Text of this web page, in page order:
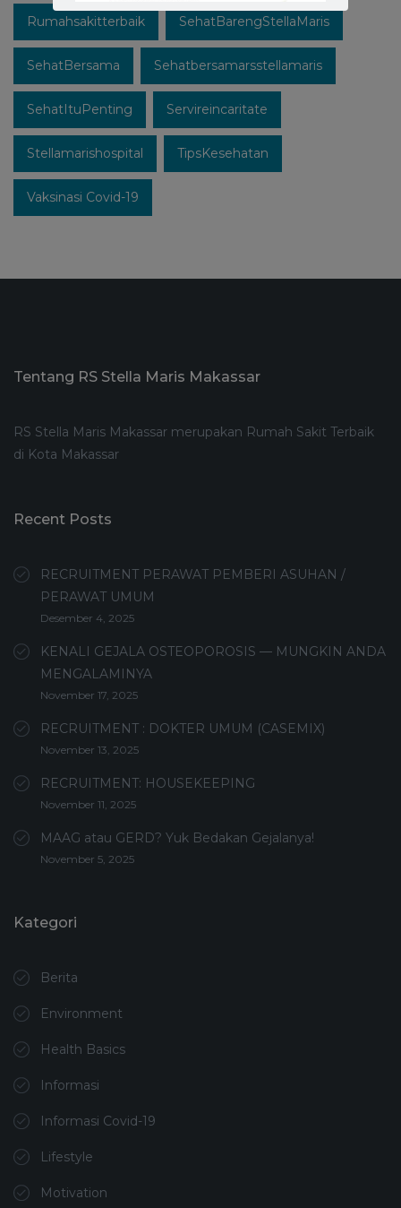
Rumahsakitterbaik SehatBarengStellaMaris
SehatBersama Sehatbersamarsstellamaris
SehatItuPenting Servireincaritate
Stellamarishospital TipsKesehatan
Vaksinasi Covid-19
Tentang RS Stella Maris Makassar
RS Stella Maris Makassar merupakan Rumah Sakit Terbaik
di Kota Makassar
Recent Posts
RECRUITMENT PERAWAT PEMBERI ASUHAN /
PERAWAT UMUM
Desember 4, 2025
KENALI GEJALA OSTEOPOROSIS — MUNGKIN ANDA
MENGALAMINYA
November 17, 2025
RECRUITMENT : DOKTER UMUM (CASEMIX)
November 13, 2025
RECRUITMENT: HOUSEKEEPING
November 11, 2025
MAAG atau GERD? Yuk Bedakan Gejalanya!
November 5, 2025
Kategori
Berita
Environment
Health Basics
Informasi
Informasi Covid-19
Lifestyle
Motivation